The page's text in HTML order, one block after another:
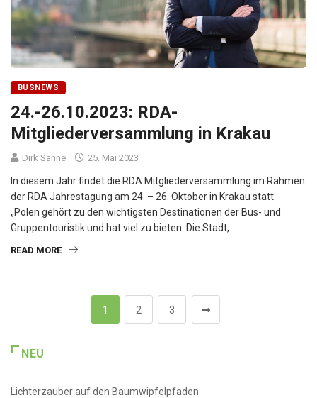
BUSNEWS
24.-26.10.2023: RDA-
Mitgliederversammlung in Krakau
Dirk Sanne 25. Mai 2023
In diesem Jahr findet die RDA Mitgliederversammlung im Rahmen
der RDA Jahrestagung am 24. – 26. Oktober in Krakau statt.
„Polen gehört zu den wichtigsten Destinationen der Bus- und
Gruppentouristik und hat viel zu bieten. Die Stadt,
READ MORE
1 2 3
NEU
Lichterzauber auf den Baumwipfelpfaden